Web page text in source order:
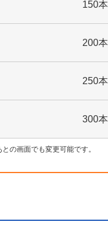
150本
200本
250本
300本
の画面でも変更可能です。